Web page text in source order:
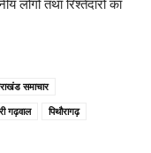
लोगों तथा रिश्तेदारों का
समाचार
गढ़वाल
पिथौरागढ़